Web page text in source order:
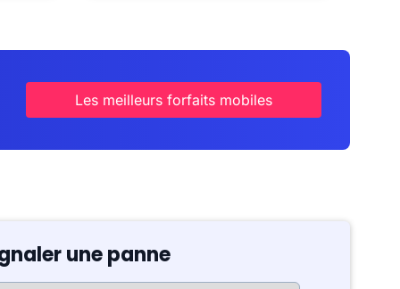
Les meilleurs forfaits mobiles
une panne